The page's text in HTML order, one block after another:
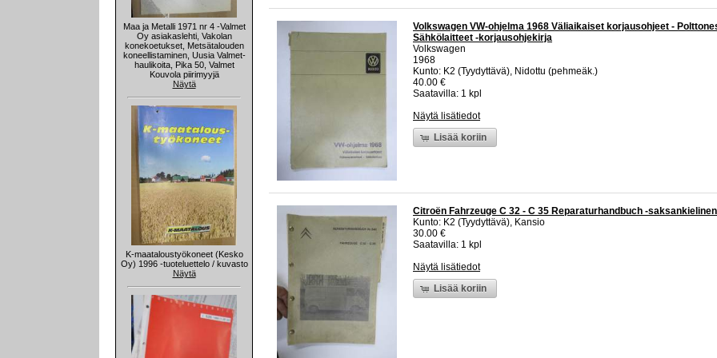
Maa ja Metalli 1971 nr 4 -Valmet
Oy asiakaslehti, Vakolan
konekoetukset, Metsätalouden
koneellistaminen, Uusia Valmet-
haulikoita, Pika 50, Valmet
Kouvola piirimyyjä
Näytä
K-maataloustyökoneet (Kesko
Oy) 1996 -tuoteluettelo / kuvasto
Näytä
Volkswagen VW-ohjelma 1968 Väliaikaiset korjausohjeet -
Sähkölaitteet -korjausohjekirja
Volkswagen
1968
Kunto: K2 (Tyydyttävä), Nidottu (pehmeäk.)
40.00 €
Saatavilla: 1 kpl
Näytä lisätiedot
Lisää koriin
Citroën Fahrzeuge C 32 - C 35 Reparaturhandbuch -
Kunto: K2 (Tyydyttävä), Kansio
30.00 €
Saatavilla: 1 kpl
Näytä lisätiedot
Lisää koriin